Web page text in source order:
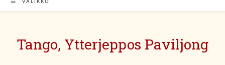
Tango, Ytterjeppos Paviljong